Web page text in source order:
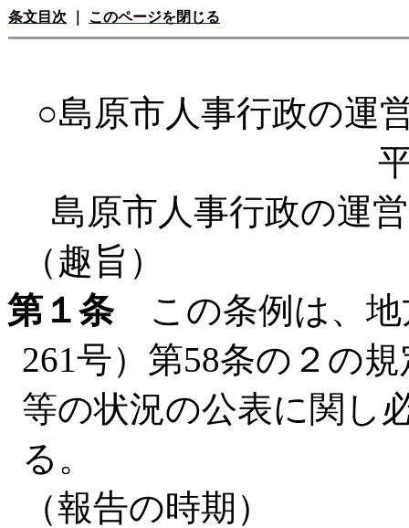
条文目次 このページを閉じる
○島原市人事行政の運
島原市人事行政の運
（趣旨）
第１条この条例は、地
261号）第58条の２の
等の状況の公表に関し
る。
（報告の時期）